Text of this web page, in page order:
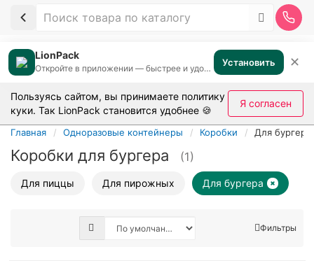
LionPack
Откройте в приложении — быстрее и удобнее Установить ✕
Пользуясь сайтом, вы принимаете политику
куки. Так LionPack становится удобнее 🍪
Я согласен
Главная Одноразовые контейнеры Коробки Для бургера
Коробки для бургера (1)
Для пиццы Для пирожных Для бургера
Фильтры